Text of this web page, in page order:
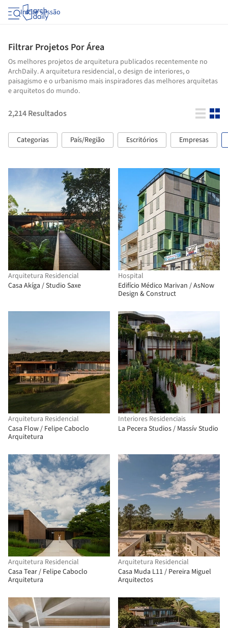
Iniciar sessão
Filtrar Projetos Por Área
Os melhores projetos de arquitetura publicados recentemente no
ArchDaily. A arquitetura residencial, o design de interiores, o
paisagismo e o urbanismo mais inspiradores das melhores arquitetas
e arquitetos do mundo.
2,214Resultados
Categorias País/Região Escritórios Empresas
Arquitetura Residencial
Casa Akíga / Studio Saxe
Hospital
Edifício Médico Marivan / AsNow
Design & Construct
Arquitetura Residencial
Casa Flow / Felipe Caboclo
Arquitetura
Interiores Residenciais
La Pecera Studios / Massív Studio
Arquitetura Residencial
Casa Tear / Felipe Caboclo
Arquitetura
Arquitetura Residencial
Casa Muda L11 / Pereira Miguel
Arquitectos